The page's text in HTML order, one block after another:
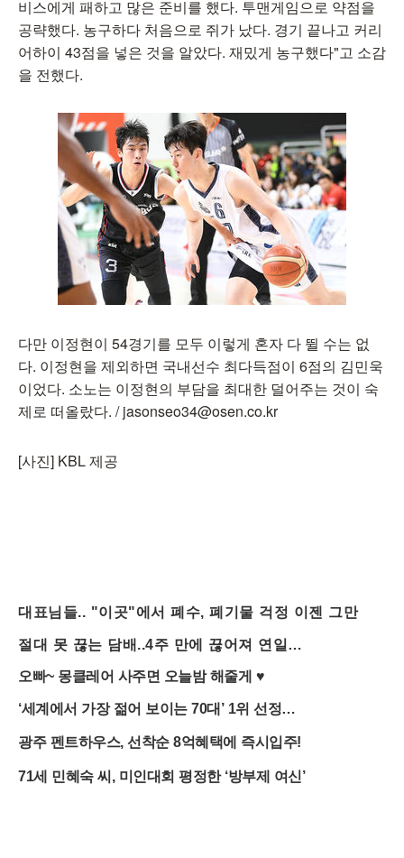
비스에게 패하고 많은 준비를 했다. 투맨게임으로 약점을
공략했다. 농구하다 처음으로 쥐가 났다. 경기 끝나고 커리
어하이 43점을 넣은 것을 알았다. 재밌게 농구했다"고 소감
을 전했다.
다만 이정현이 54경기를 모두 이렇게 혼자 다 뛸 수는 없
다. 이정현을 제외하면 국내선수 최다득점이 6점의 김민욱
이었다. 소노는 이정현의 부담을 최대한 덜어주는 것이 숙
제로 떠올랐다. / jasonseo34@osen.co.kr
[사진] KBL 제공